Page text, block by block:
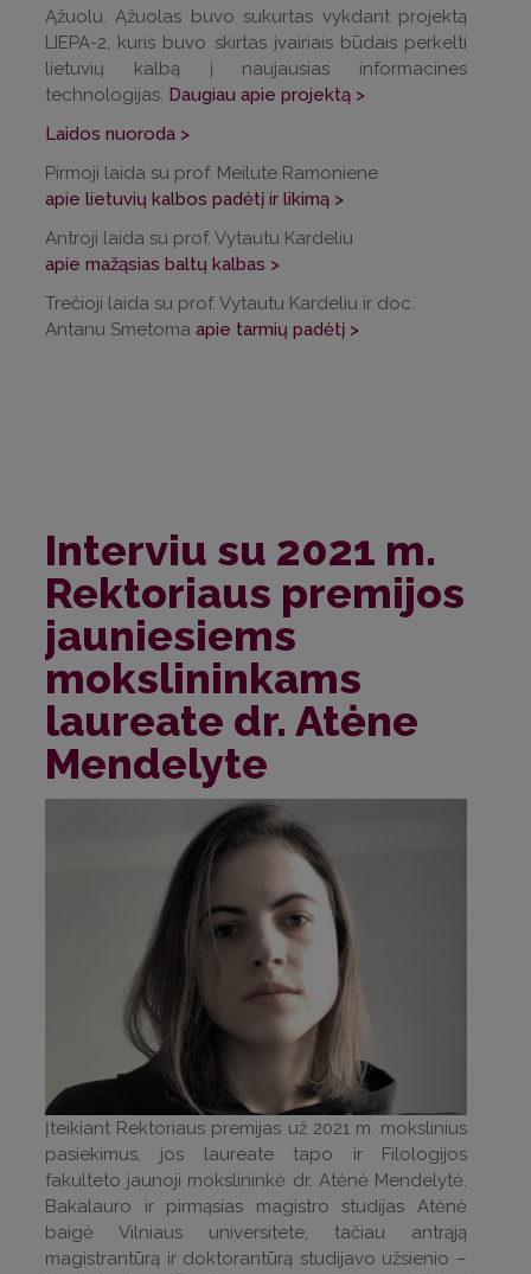
Ąžuolu. Ąžuolas buvo sukurtas vykdant projektą
LIEPA-2, kuris buvo skirtas įvairiais būdais perkelti
lietuvių kalbą į naujausias informacines
technologijas. Daugiau apie projektą >
Laidos nuoroda >
Pirmoji laida su prof. Meilute Ramoniene
apie lietuvių kalbos padėtį ir likimą >
Antroji laida su prof. Vytautu Kardeliu
apie mažąsias baltų kalbas >
Trečioji laida su prof. Vytautu Kardeliu ir doc.
Antanu Smetoma apie tarmių padėtį >
Interviu su 2021 m.
Rektoriaus premijos
jauniesiems
mokslininkams
laureate dr. Atėne
Mendelyte
Įteikiant Rektoriaus premijas už 2021 m. mokslinius
pasiekimus, jos laureate tapo ir Filologijos
fakulteto jaunoji mokslininkė dr. Atėnė Mendelytė.
Bakalauro ir pirmąsias magistro studijas Atėnė
baigė Vilniaus universitete, tačiau antrąją
magistrantūrą ir doktorantūrą studijavo užsienio –